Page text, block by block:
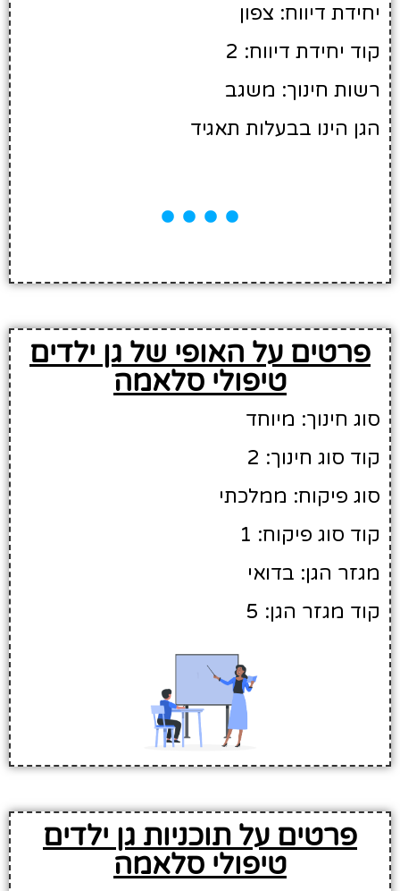
יחידת דיווח: צפון
קוד יחידת דיווח: 2
רשות חינוך: משגב
הגן הינו בבעלות תאגיד
פרטים על האופי של גן ילדים
טיפולי סלאמה
סוג חינוך: מיוחד
קוד סוג חינוך: 2
סוג פיקוח: ממלכתי
קוד סוג פיקוח: 1
מגזר הגן: בדואי
קוד מגזר הגן: 5
פרטים על תוכניות גן ילדים
טיפולי סלאמה